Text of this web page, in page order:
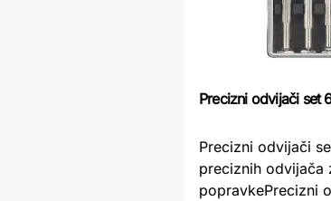
Precizni odvijači set
Precizni odvijači
preciznih odvijača
popravkePrecizni